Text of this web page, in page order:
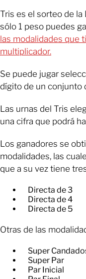
Tris es el sorteo de
sólo 1 peso puedes
las modalidades que
multiplicador.
Se puede jugar
dígito de un conjunto
Las urnas del Tris
una cifra que podrá
Los ganadores se
modalidades, las
que a su vez tiene
Directa de 3
Directa de 4
Directa de 5
Otras de las
Super
Super Par
Par Inicial